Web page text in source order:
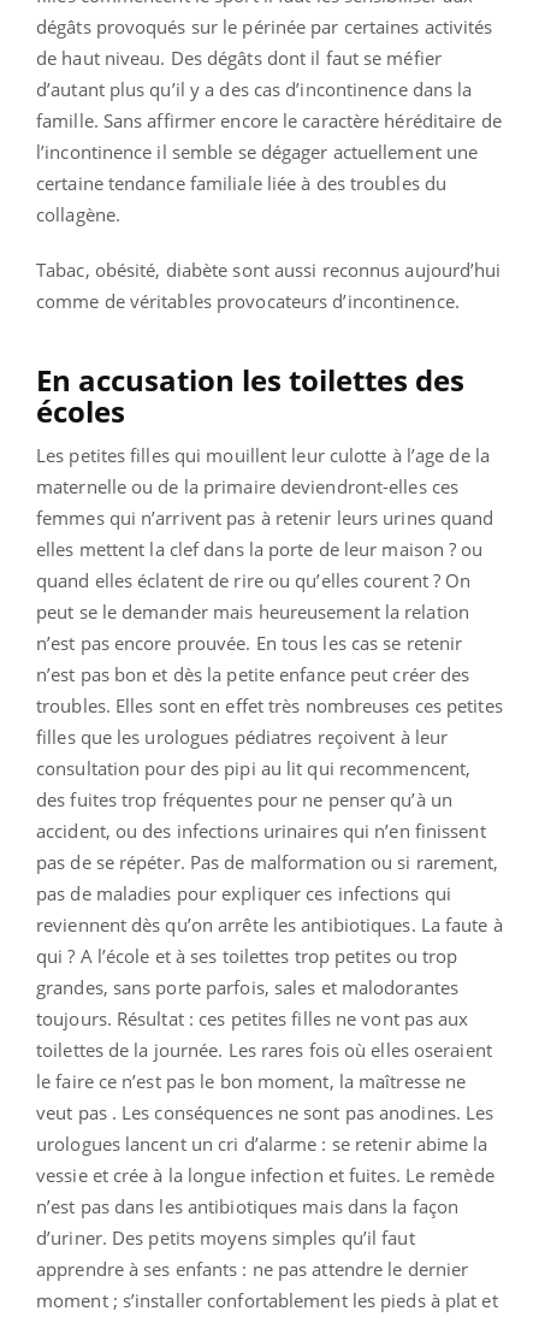
dégâts provoqués sur le périnée par certaines activités
de haut niveau. Des dégâts dont il faut se méfier
d’autant plus qu’il y a des cas d’incontinence dans la
famille. Sans affirmer encore le caractère héréditaire de
l’incontinence il semble se dégager actuellement une
certaine tendance familiale liée à des troubles du
collagène.
Tabac, obésité, diabète sont aussi reconnus aujourd’hui
comme de véritables provocateurs d’incontinence.
En accusation les toilettes des
écoles
Les petites filles qui mouillent leur culotte à l’age de la
maternelle ou de la primaire deviendront-elles ces
femmes qui n’arrivent pas à retenir leurs urines quand
elles mettent la clef dans la porte de leur maison ? ou
quand elles éclatent de rire ou qu’elles courent ? On
peut se le demander mais heureusement la relation
n’est pas encore prouvée. En tous les cas se retenir
n’est pas bon et dès la petite enfance peut créer des
troubles. Elles sont en effet très nombreuses ces petites
filles que les urologues pédiatres reçoivent à leur
consultation pour des pipi au lit qui recommencent,
des fuites trop fréquentes pour ne penser qu’à un
accident, ou des infections urinaires qui n’en finissent
pas de se répéter. Pas de malformation ou si rarement,
pas de maladies pour expliquer ces infections qui
reviennent dès qu’on arrête les antibiotiques. La faute à
qui ? A l’école et à ses toilettes trop petites ou trop
grandes, sans porte parfois, sales et malodorantes
toujours. Résultat : ces petites filles ne vont pas aux
toilettes de la journée. Les rares fois où elles oseraient
le faire ce n’est pas le bon moment, la maîtresse ne
veut pas . Les conséquences ne sont pas anodines. Les
urologues lancent un cri d’alarme : se retenir abime la
vessie et crée à la longue infection et fuites. Le remède
n’est pas dans les antibiotiques mais dans la façon
d’uriner. Des petits moyens simples qu’il faut
apprendre à ses enfants : ne pas attendre le dernier
moment ; s’installer confortablement les pieds à plat et